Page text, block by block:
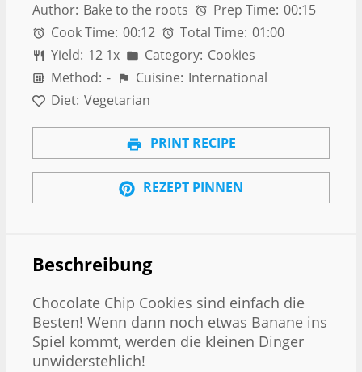
Author: Bake to the roots Prep Time: 00:15
Cook Time: 00:12 Total Time: 01:00
Yield: 12 1x Category: Cookies
Method: - Cuisine: International
Diet: Vegetarian
PRINT RECIPE
REZEPT PINNEN
Beschreibung
Chocolate Chip Cookies sind einfach die
Besten! Wenn dann noch etwas Banane ins
Spiel kommt, werden die kleinen Dinger
unwiderstehlich!